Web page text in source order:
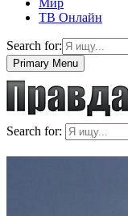
Мир
ТВ Онлайн
Search for:
Primary Menu
Search for: